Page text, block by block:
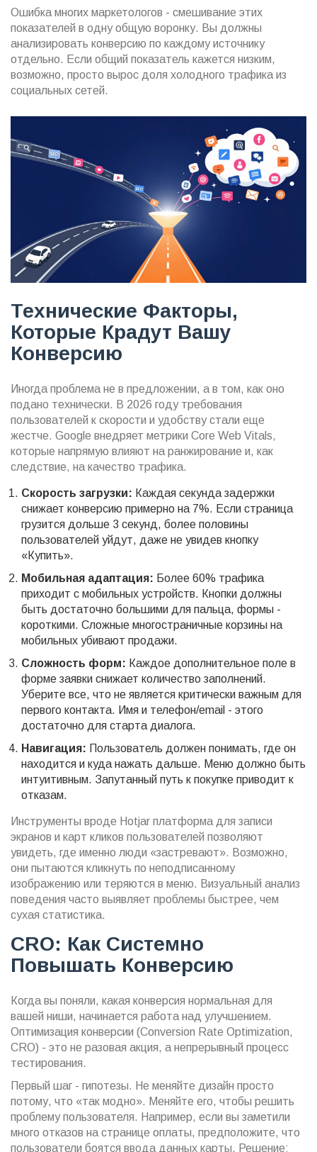
Ошибка многих маркетологов - смешивание этих
показателей в одну общую воронку. Вы должны
анализировать конверсию по каждому источнику
отдельно. Если общий показатель кажется низким,
возможно, просто вырос доля холодного трафика из
социальных сетей.
Технические Факторы,
Которые Крадут Вашу
Конверсию
Иногда проблема не в предложении, а в том, как оно
подано технически. В 2026 году требования
пользователей к скорости и удобству стали еще
жестче. Google внедряет метрики Core Web Vitals,
которые напрямую влияют на ранжирование и, как
следствие, на качество трафика.
Скорость загрузки: Каждая секунда задержки
снижает конверсию примерно на 7%. Если страница
грузится дольше 3 секунд, более половины
пользователей уйдут, даже не увидев кнопку
«Купить».
Мобильная адаптация: Более 60% трафика
приходит с мобильных устройств. Кнопки должны
быть достаточно большими для пальца, формы -
короткими. Сложные многостраничные корзины на
мобильных убивают продажи.
Сложность форм: Каждое дополнительное поле в
форме заявки снижает количество заполнений.
Уберите все, что не является критически важным для
первого контакта. Имя и телефон/email - этого
достаточно для старта диалога.
Навигация: Пользователь должен понимать, где он
находится и куда нажать дальше. Меню должно быть
интуитивным. Запутанный путь к покупке приводит к
отказам.
Инструменты вроде Hotjar платформа для записи
экранов и карт кликов пользователей позволяют
увидеть, где именно люди «застревают». Возможно,
они пытаются кликнуть по неподписанному
изображению или теряются в меню. Визуальный анализ
поведения часто выявляет проблемы быстрее, чем
сухая статистика.
CRO: Как Системно
Повышать Конверсию
Когда вы поняли, какая конверсия нормальная для
вашей ниши, начинается работа над улучшением.
Оптимизация конверсии (Conversion Rate Optimization,
CRO) - это не разовая акция, а непрерывный процесс
тестирования.
Первый шаг - гипотезы. Не меняйте дизайн просто
потому, что «так модно». Меняйте его, чтобы решить
проблему пользователя. Например, если вы заметили
много отказов на странице оплаты, предположите, что
пользователи боятся ввода данных карты. Решение: